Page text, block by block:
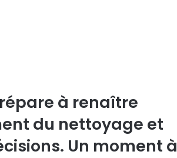
à renaître
du nettoyage et
Un moment à